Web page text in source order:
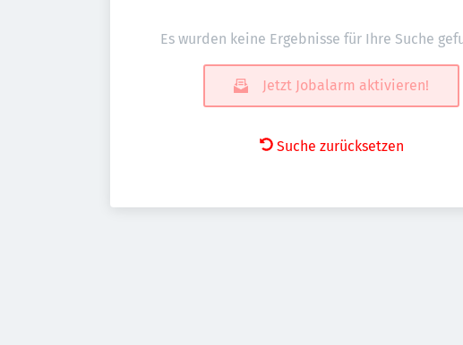
Es wurden keine Ergebnisse für Ihre Suche
Jetzt Jobalarm aktivieren!
Suche zurücksetzen